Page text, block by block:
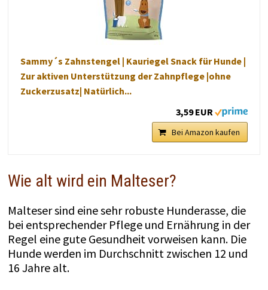
Sammy´s Zahnstengel | Kauriegel Snack für Hunde |
Zur aktiven Unterstützung der Zahnpflege |ohne
Zuckerzusatz| Natürlich...
3,59 EUR
Bei Amazon kaufen
Wie alt wird ein Malteser?
Malteser sind eine sehr robuste Hunderasse, die
bei entsprechender Pflege und Ernährung in der
Regel eine gute Gesundheit vorweisen kann. Die
Hunde werden im Durchschnitt zwischen 12 und
16 Jahre alt.